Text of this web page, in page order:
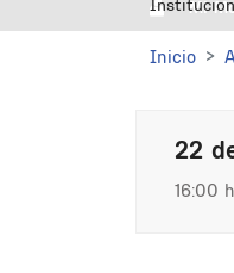
Mi
Inicio
22
16:00 h